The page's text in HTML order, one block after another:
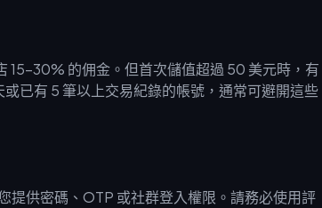
15-30% 的佣金。但首次儲值超過 50 美元時，有
已有 5 筆以上交易紀錄的帳號，通常可避開這些
提供密碼、OTP 或社群登入權限。請務必使用評